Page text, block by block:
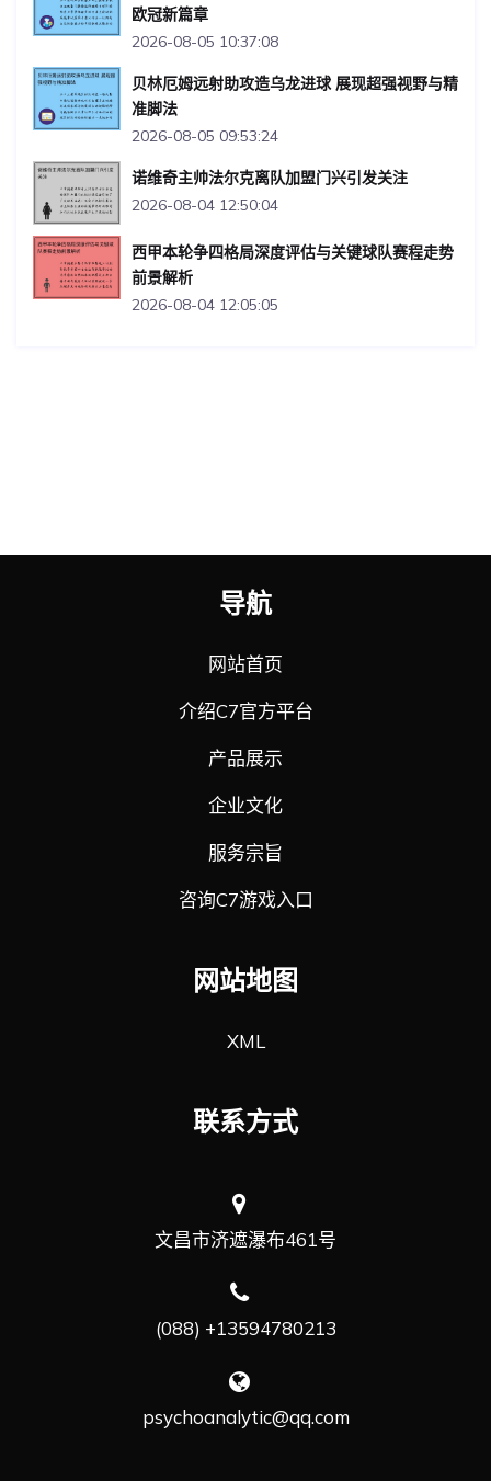
欧冠新篇章
2026-08-05 10:37:08
贝林厄姆远射助攻造乌龙进球 展现超强视野与精
准脚法
2026-08-05 09:53:24
诺维奇主帅法尔克离队加盟门兴引发关注
2026-08-04 12:50:04
西甲本轮争四格局深度评估与关键球队赛程走势
前景解析
2026-08-04 12:05:05
导航
网站首页
介绍C7官方平台
产品展示
企业文化
服务宗旨
咨询C7游戏入口
网站地图
XML
联系方式
文昌市济遮瀑布461号
(088) +13594780213
psychoanalytic@qq.com